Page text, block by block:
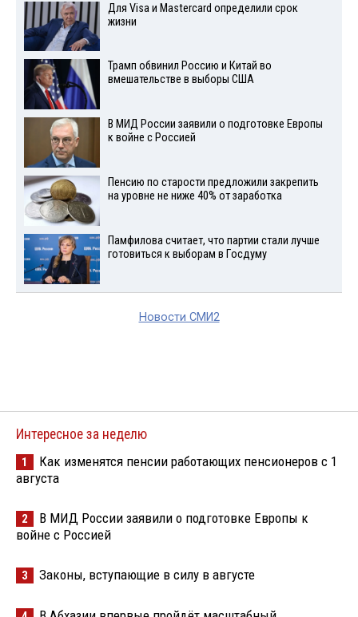
Для Visа и Mastercard определили срок
жизни
Трамп обвинил Россию и Китай во
вмешательстве в выборы США
В МИД России заявили о подготовке Европы
к войне с Россией
Пенсию по старости предложили закрепить
на уровне не ниже 40% от заработка
Памфилова считает, что партии стали лучше
готовиться к выборам в Госдуму
Новости СМИ2
Интересное за неделю
1
Как изменятся пенсии работающих пенсионеров с 1
августа
2
В МИД России заявили о подготовке Европы к
войне с Россией
3 Законы, вступающие в силу в августе